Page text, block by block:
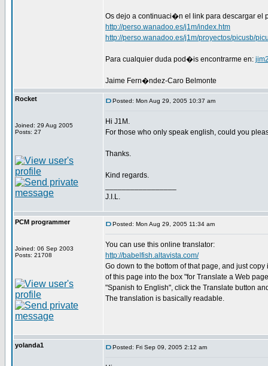
Os dejo a continuaci�n el link para descargar el
http://perso.wanadoo.es/j1m/index.htm
http://perso.wanadoo.es/j1m/proyectos/picusb/
Para cualquier duda pod�is encontrarme en:
Jaime Fern�ndez-Caro Belmonte
Rocket
Joined: 29 Aug 2005
Posts: 27
Posted: Mon Aug 29, 2005 10:37 am
Hi J1M.
For those who only speak english, could you
Thanks.
Kind regards.
J.I.L.
PCM programmer
Joined: 06 Sep 2003
Posts: 21708
Posted: Mon Aug 29, 2005 11:34 am
You can use this online translator:
http://babelfish.altavista.com/
Go down to the bottom of that page, and just
of this page into the box "for Translate a Web
"Spanish to English", click the Translate button
The translation is basically readable.
yolanda1 Posted: Fri Sep 09, 2005 2:12 am